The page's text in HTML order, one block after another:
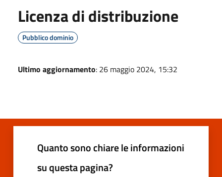
Licenza di distribuzione
Pubblico dominio
Ultimo aggiornamento: 26 maggio 2024, 15:32
Quanto sono chiare le informazioni
su questa pagina?